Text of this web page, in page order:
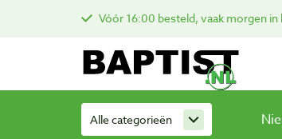
Vóór 16:00 besteld, vaak morgen in
Alle categorieën